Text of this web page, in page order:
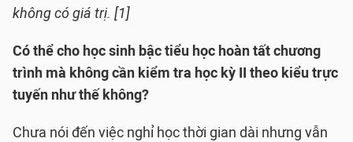
không có giá trị. [1]
Có thể cho học sinh bậc tiểu học hoàn tất chương
trình mà không cần kiểm tra học kỳ II theo kiểu trực
tuyến như thế không?
Chưa nói đến việc nghỉ học thời gian dài nhưng vẫn